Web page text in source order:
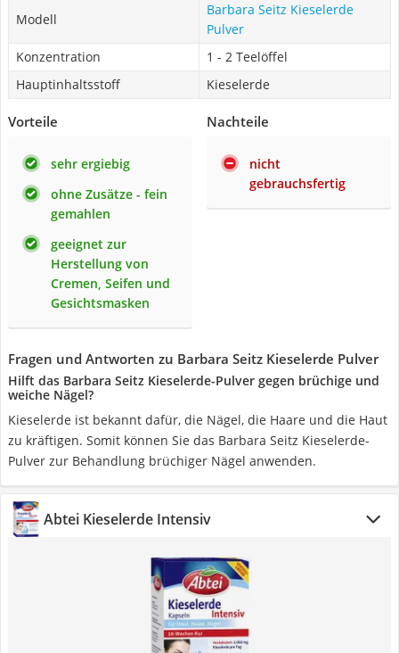
Modell
Barbara Seitz Kieselerde
Pulver
Konzentration
1 - 2 Teelöffel
Hauptinhaltsstoff
Kieselerde
Vorteile
sehr ergiebig
ohne Zusätze - fein
gemahlen
geeignet zur
Herstellung von
Cremen, Seifen und
Gesichtsmasken
Nachteile
nicht
gebrauchsfertig
Fragen und Antworten zu Barbara Seitz Kieselerde Pulver
Hilft das Barbara Seitz Kieselerde-Pulver gegen brüchige und
weiche Nägel?
Kieselerde ist bekannt dafür, die Nägel, die Haare und die Haut
zu kräftigen. Somit können Sie das Barbara Seitz Kieselerde-
Pulver zur Behandlung brüchiger Nägel anwenden.
Abtei Kieselerde Intensiv